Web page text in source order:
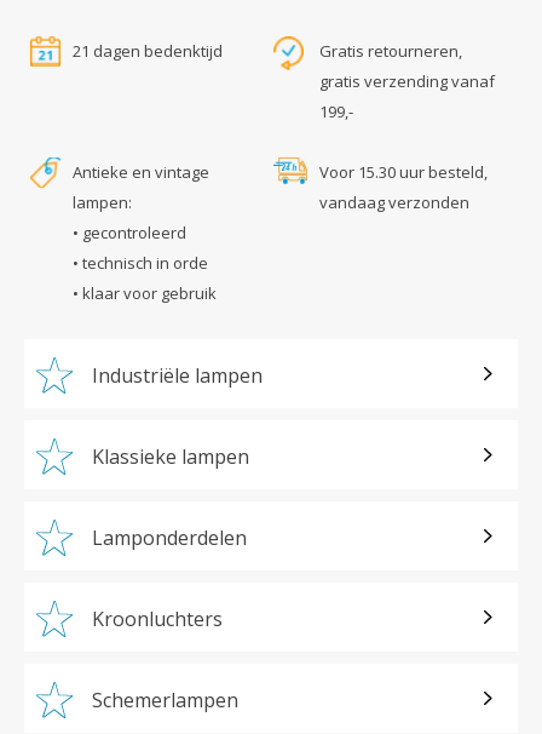
21 dagen bedenktijd
Gratis retourneren,
gratis verzending vanaf
199,-
Antieke en vintage
lampen:
• gecontroleerd
• technisch in orde
• klaar voor gebruik
Voor 15.30 uur besteld,
vandaag verzonden
Industriële lampen
Klassieke lampen
Lamponderdelen
Kroonluchters
Schemerlampen